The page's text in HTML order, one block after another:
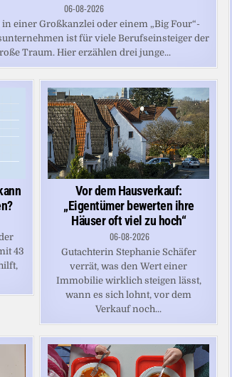
06-08-2026
einer Großkanzlei oder einem „Big Four“-
ist für viele Berufseinsteiger der
Traum. Hier erzählen drei junge...
43
Vor dem Hausverkauf:
„Eigentümer bewerten ihre
Häuser oft viel zu hoch“
06-08-2026
Gutachterin Stephanie Schäfer
verrät, was den Wert einer
Immobilie wirklich steigen lässt,
wann es sich lohnt, vor dem
Verkauf noch...